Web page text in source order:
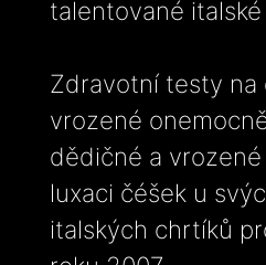
talentované
Zdravotní testy na
vrozené
dědičné a
luxaci čéšek u
italských chrtíků